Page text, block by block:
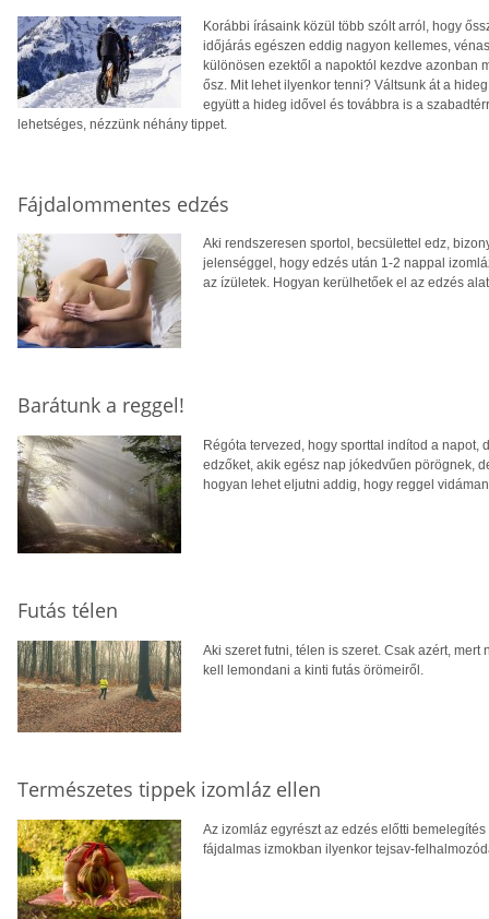
Korábbi írásaink közül több szólt arról, hogy
időjárás egészen eddig nagyon kellemes,
különösen ezektől a napoktól kezdve azonban
ősz. Mit lehet ilyenkor tenni? Váltsunk át a
együtt a hideg idővel és továbbra is a
lehetséges, nézzünk néhány tippet.
Fájdalommentes edzés
Aki rendszeresen sportol, becsülettel edz,
jelenséggel, hogy edzés után 1-2 nappal
az ízületek. Hogyan kerülhetőek el az edzés
Barátunk a reggel!
Régóta tervezed, hogy sporttal indítod a
edzőket, akik egész nap jókedvűen pörögnek,
hogyan lehet eljutni addig, hogy reggel
Futás télen
Aki szeret futni, télen is szeret. Csak azért,
kell lemondani a kinti futás örömeiről.
Természetes tippek izomláz ellen
Az izomláz egyrészt az edzés előtti
fájdalmas izmokban ilyenkor tejsav-